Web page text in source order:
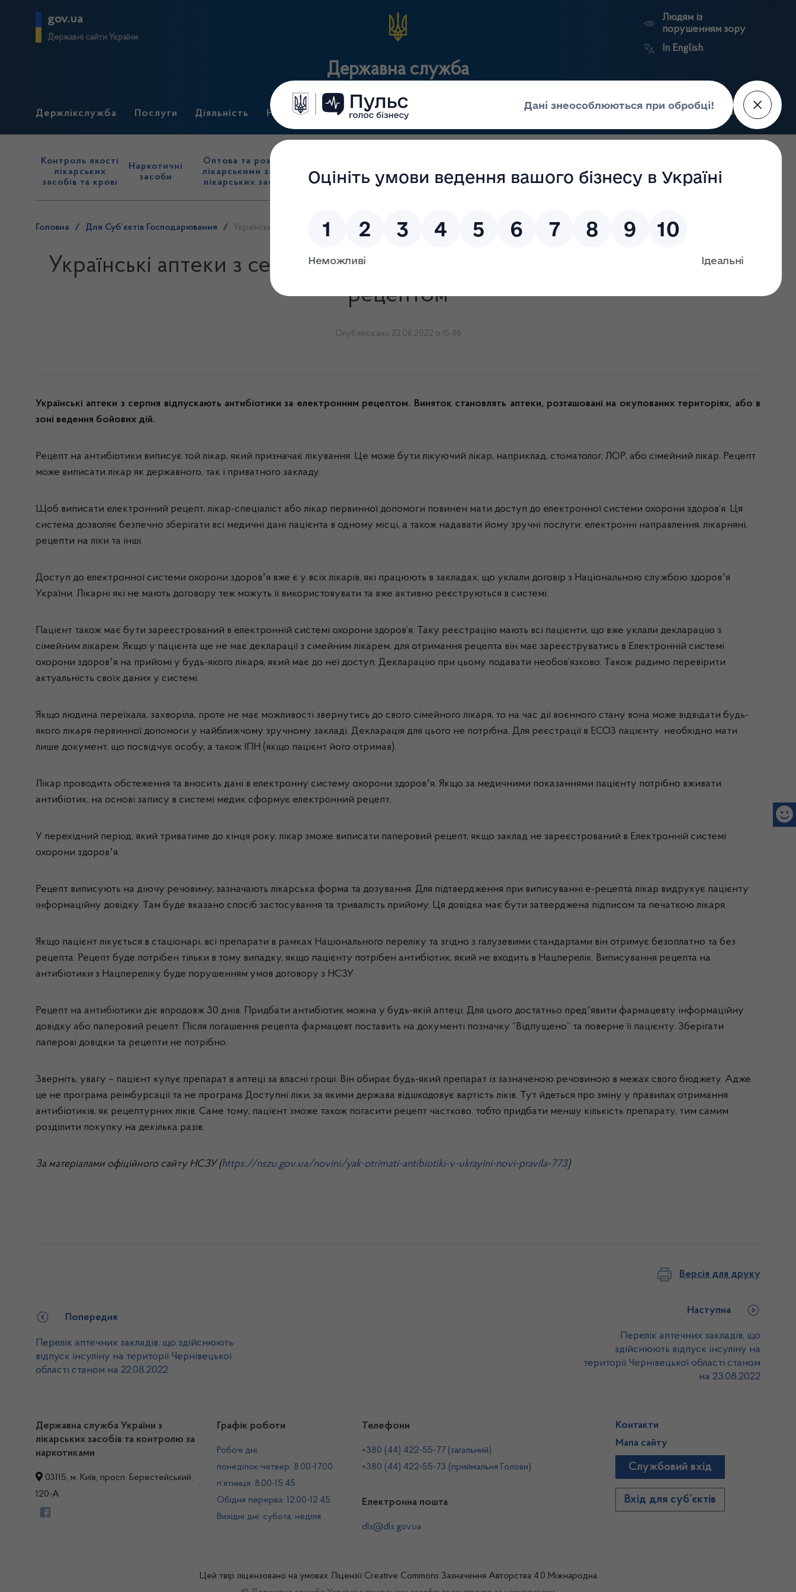
gov.ua
Державні сайти України
Державна служба
Людям із
порушенням зору
In English
Держлікслужба Послуги Діяльність Нормативні документи Для громадськості Прес-центр Пошук
Контроль якості
лікарських
засобів та крові
Наркотичні
засоби
Оптова та роздрібна торгівля
лікарськими засобами, імпорт
лікарських засобів (крім АФІ)
нагляд
(контроль)
засобів, крові та
сертифікація
нагляд
реєстри
портал
Держлікслужби
Головна / Для Суб’єктів Господарювання / Українські аптеки з серпня відпускають антибіотики за електронним рецептом
Українські аптеки з серпня відпускають антибіотики за електронним
рецептом
Опубліковано 22.08.2022 о 15:46
Українські аптеки з серпня відпускають антибіотики за електронним рецептом. Виняток становлять аптеки, розташовані на окупованих територіях, або в
зоні ведення бойових дій.
Рецепт на антибіотики виписує той лікар, який призначає лікування. Це може бути лікуючий лікар, наприклад, стоматолог, ЛОР, або сімейний лікар. Рецепт
може виписати лікар як державного, так і приватного закладу.
Щоб виписати електронний рецепт, лікар-спеціаліст або лікар первинної допомоги повинен мати доступ до електронної системи охорони здоров’я. Ця
система дозволяє безпечно зберігати всі медичні дані пацієнта в одному місці, а також надавати йому зручні послуги: електронні направлення, лікарняні,
рецепти на ліки та інші.
Доступ до електронної системи охорони здоровʼя вже є у всіх лікарів, які працюють в закладах, що уклали договір з Національною службою здоровʼя
України. Лікарні які не мають договору теж можуть її використовувати та вже активно реєструються в системі.
Пацієнт також має бути зареєстрований в електронній системі охорони здоров’я. Таку реєстрацію мають всі пацієнти, що вже уклали декларацію з
сімейним лікарем. Якщо у пацієнта ще не має декларації з сімейним лікарем, для отримання рецепта він має зареєструватись в Електронній системі
охорони здоровʼя на прийомі у будь-якого лікаря, який має до неї доступ. Декларацію при цьому подавати необов’язково. Також радимо перевірити
актуальність своїх даних у системі.
Якщо людина переїхала, захворіла, проте не має можливості звернутись до свого сімейного лікаря, то на час дії воєнного стану вона може відвідати будь-
якого лікаря первинної допомоги у найближчому зручному закладі. Декларація для цього не потрібна. Для реєстрації в ЕСОЗ пацієнту необхідно мати
лише документ, що посвідчує особу, а також ІПН (якщо пацієнт його отримав).
Лікар проводить обстеження та вносить дані в електронну систему охорони здоровʼя. Якщо за медичними показаннями пацієнту потрібно вживати
антибіотик, на основі запису в системі медик сформує електронний рецепт..
У перехідний період, який триватиме до кінця року, лікар зможе виписати паперовий рецепт, якщо заклад не зареєстрований в Електронній системі
охорони здоровʼя.
Рецепт виписують на діючу речовину, зазначають лікарська форма та дозування. Для підтвердження при виписуванні е-рецепта лікар видрукує пацієнту
інформаційну довідку. Там буде вказано спосіб застосування та тривалість прийому. Ця довідка має бути затверджена підписом та печаткою лікаря.
Якщо пацієнт лікується в стаціонарі, всі препарати в рамках Національного переліку та згідно з галузевими стандартами він отримує безоплатно та без
рецепта. Рецепт буде потрібен тільки в тому випадку, якщо пацієнту потрібен антибіотик, який не входить в Нацперелік. Виписування рецепта на
антибіотики з Нацпереліку буде порушенням умов договору з НСЗУ.
Рецепт на антибіотики діє впродовж 30 днів. Придбати антибіотик можна у будь-якій аптеці. Для цього достатньо предʼявити фармацевту інформаційну
довідку або паперовий рецепт. Після погашення рецепта фармацевт поставить на документі позначку “Відпущено” та поверне її пацієнту. Зберігати
паперові довідки та рецепти не потрібно.
Зверніть, увагу – пацієнт купує препарат в аптеці за власні гроші. Він обирає будь-який препарат із зазначеною речовиною в межах свого бюджету. Адже
це не програма реімбурсації та не програма Доступні ліки, за якими держава відшкодовує вартість ліків. Тут йдеться про зміну у правилах отримання
антибіотиків, як рецептурних ліків. Саме тому, пацієнт зможе також погасити рецепт частково, тобто придбати меншу кількість препарату, тим самим
розділити покупку на декілька разів.
За матеріалами офіційного сайту НСЗУ (https://nszu.gov.ua/novini/yak-otrimati-antibiotiki-v-ukrayini-novi-pravila-773)
Версія для друку
Попередня
Перелік аптечних закладів, що здійснюють
відпуск інсуліну на території Чернівецької
області станом на 22.08.2022
Наступна
Перелік аптечних закладів, що
здійснюють відпуск інсуліну на
території Чернівецької області станом
на 23.08.2022
Державна служба України з
лікарських засобів та контролю за
наркотиками
03115, м. Київ, просп. Берестейський,
120-А
Графік роботи
Робочі дні:
понеділок-четвер: 8.00-17.00
п’ятниця: 8.00-15.45
Обідня перерва: 12.00-12.45
Вихідні дні: субота, неділя
Телефони
+380 (44) 422-55-77 (загальний)
+380 (44) 422-55-73 (приймальня Голови)
Електронна пошта
dls@dls.gov.ua
Контакти
Мапа сайту
Службовий вхід
Вхід для суб’єктів
Цей твір ліцензовано на умовах Ліцензії Creative Commons Зазначення Авторства 4.0 Міжнародна